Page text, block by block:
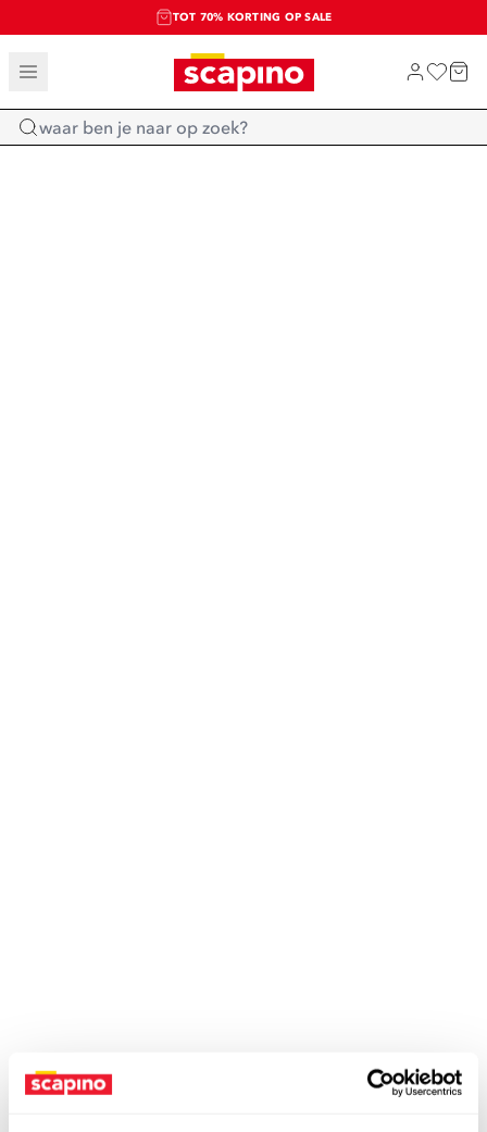
TOT 70% KORTING OP SALE
SALE: LAATSTE KANS!
SHOP NIEUW
Home